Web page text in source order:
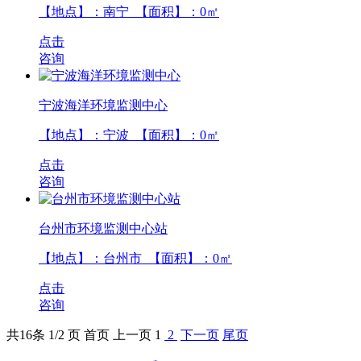
【地点】：南宁 【面积】： 0㎡
点击
咨询
宁波海洋环境监测中心
【地点】：宁波 【面积】： 0㎡
点击
咨询
台州市环境监测中心站
【地点】：台州市 【面积】： 0㎡
点击
咨询
共16条 1/2 页 首页 上一页 1 2 下一页 尾页